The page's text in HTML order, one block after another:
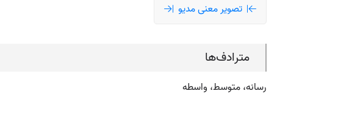
تصویر معنی مدیو
مترادف‌ها
رسانه، متوسط، واسطه